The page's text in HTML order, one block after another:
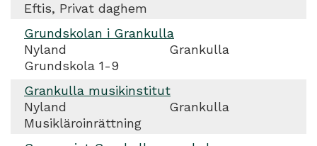
Eftis, Privat daghem
Grundskolan i Grankulla
Nyland
Grankulla
Grundskola 1-9
Grankulla musikinstitut
Nyland
Grankulla
Musikläroinrättning